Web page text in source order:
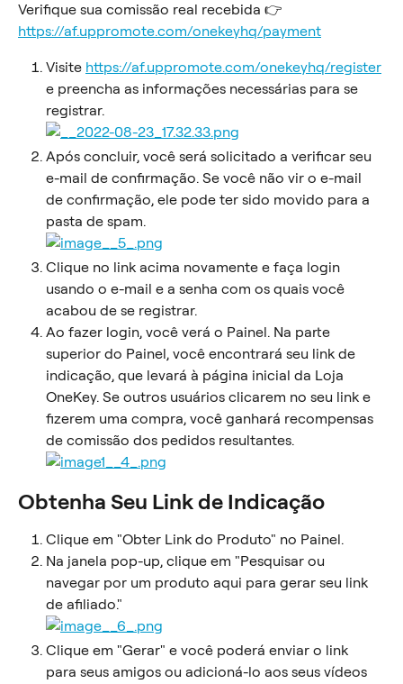
Verifique sua comissão real recebida 👉
https://af.uppromote.com/onekeyhq/payment
Visite https://af.uppromote.com/onekeyhq/register
e preencha as informações necessárias para se
registrar.
Após concluir, você será solicitado a verificar seu
e-mail de confirmação. Se você não vir o e-mail
de confirmação, ele pode ter sido movido para a
pasta de spam.
Clique no link acima novamente e faça login
usando o e-mail e a senha com os quais você
acabou de se registrar.
Ao fazer login, você verá o Painel. Na parte
superior do Painel, você encontrará seu link de
indicação, que levará à página inicial da Loja
OneKey. Se outros usuários clicarem no seu link e
fizerem uma compra, você ganhará recompensas
de comissão dos pedidos resultantes.
Obtenha Seu Link de Indicação
Clique em "Obter Link do Produto" no Painel.
Na janela pop-up, clique em "Pesquisar ou
navegar por um produto aqui para gerar seu link
de afiliado."
Clique em "Gerar" e você poderá enviar o link
para seus amigos ou adicioná-lo aos seus vídeos